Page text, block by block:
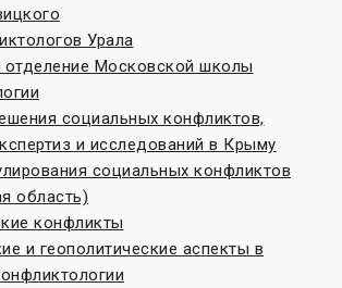
Урала
отделение Московской школы
социальных конфликтов,
и исследований в Крыму
социальных конфликтов
область)
конфликты
и геополитические аспекты в